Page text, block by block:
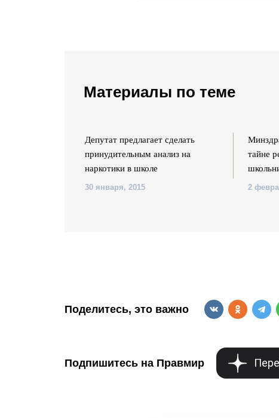
Материалы по теме
Депутат предлагает сделать
принудительным анализ на
наркотики в школе
30 января, 2015
тайне
2
Поделитесь, это важно
Подпишитесь на Правмир